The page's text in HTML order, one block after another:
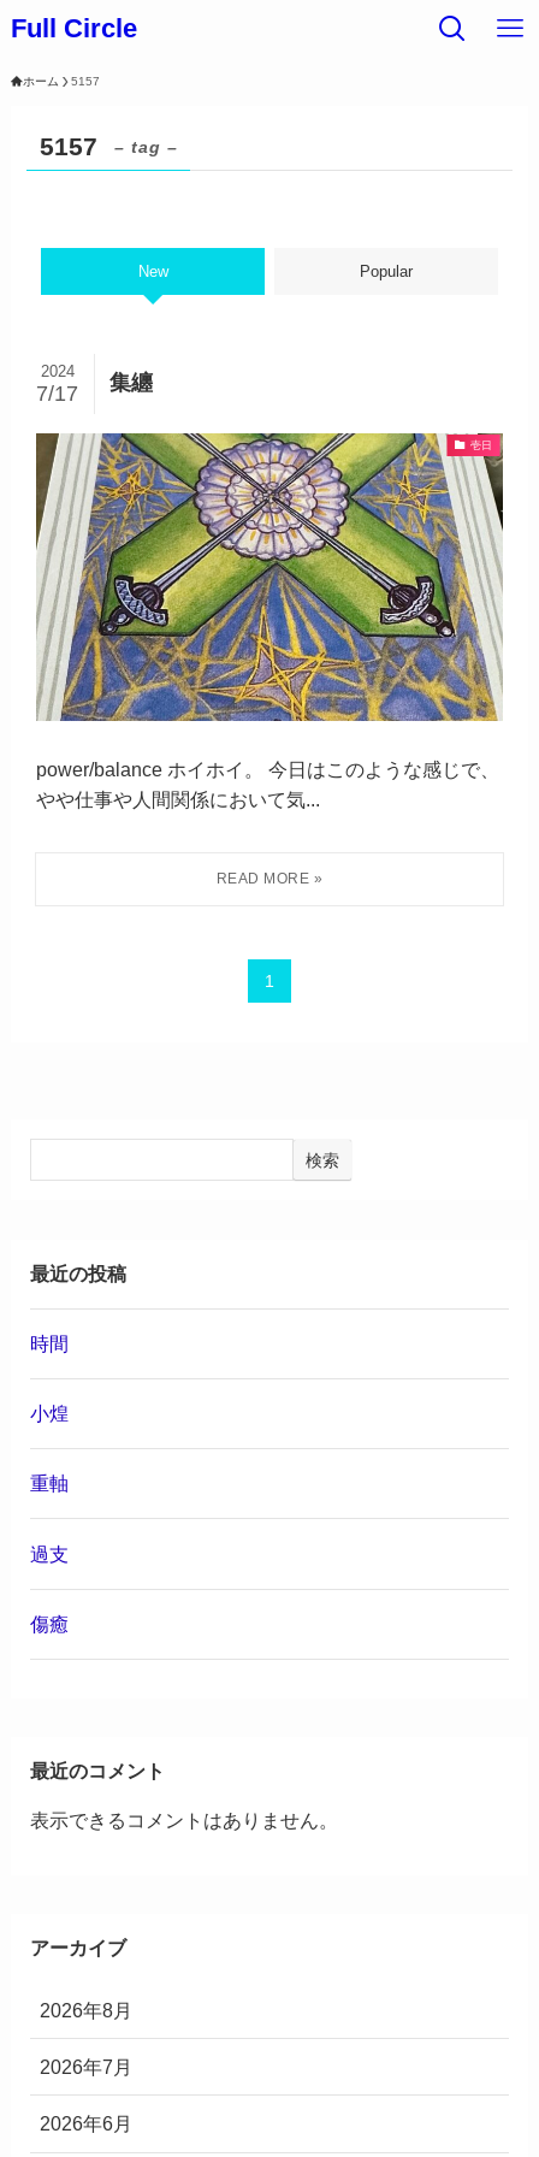
Full Circle
ホーム 5157
5157 – tag –
New Popular
集纏
2024
7/17
壱日
power/balance ホイホイ。 今日はこのような感じで、
やや仕事や人間関係において気...
1
検索
最近の投稿
時間
小煌
重軸
過支
傷癒
最近のコメント
表示できるコメントはありません。
アーカイブ
2026年8月
2026年7月
2026年6月